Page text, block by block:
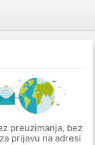
preuzimanja, bez
prijavu na adresi